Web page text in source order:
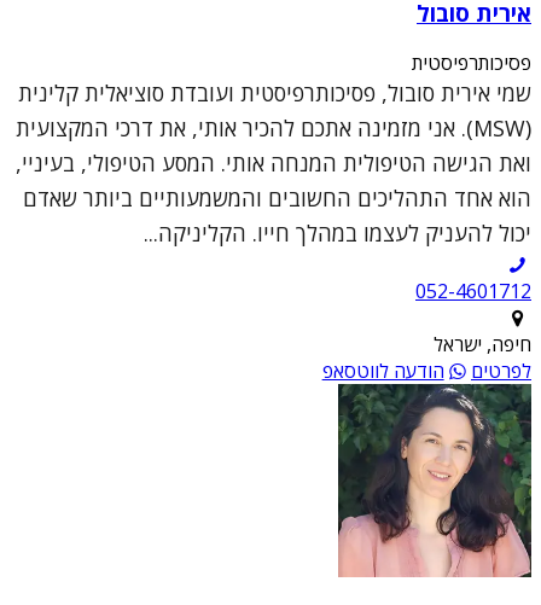
אירית סובול
פסיכותרפיסטית
שמי אירית סובול, פסיכותרפיסטית ועובדת סוציאלית קלינית
(MSW). אני מזמינה אתכם להכיר אותי, את דרכי המקצועית
ואת הגישה הטיפולית המנחה אותי. המסע הטיפולי, בעיניי,
הוא אחד התהליכים החשובים והמשמעותיים ביותר שאדם
יכול להעניק לעצמו במהלך חייו. הקליניקה...
052-4601712
חיפה, ישראל
לפרטים
הודעה לווטסאפ